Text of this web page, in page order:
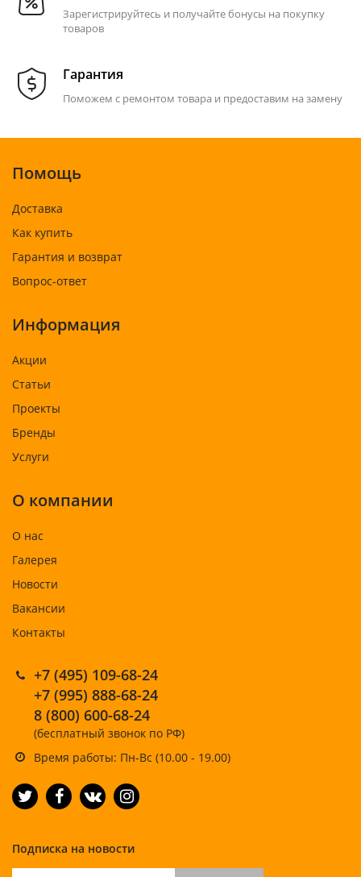
Зарегистрируйтесь и получайте бонусы на покупку
товаров
Гарантия
Поможем с ремонтом товара и предоставим на замену
Помощь
Доставка
Как купить
Гарантия и возврат
Вопрос-ответ
Информация
Акции
Статьи
Проекты
Бренды
Услуги
О компании
О нас
Галерея
Новости
Вакансии
Контакты
+7 (495) 109-68-24
+7 (995) 888-68-24
8 (800) 600-68-24
(бесплатный звонок по РФ)
Время работы: Пн-Вс (10.00 - 19.00)
Подписка на новости